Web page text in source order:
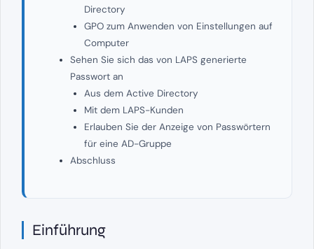
Directory
GPO zum Anwenden von Einstellungen auf
Computer
Sehen Sie sich das von LAPS generierte
Passwort an
Aus dem Active Directory
Mit dem LAPS-Kunden
Erlauben Sie der Anzeige von Passwörtern
für eine AD-Gruppe
Abschluss
Einführung